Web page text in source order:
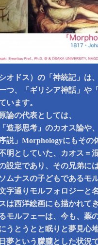
オドス）の「神統記」は
つ、「ギリシア神話」や
います。
論の代表としては、
造形思考」のカオス論や
説」Morphologyにもその
明としていた、カオス＝
設定であり、その兄弟に
ムナスの子どもであるモ
字通りモルフォロジーと
は西洋絵画にも描かれて
モルフェーは、今も、薬
うとうとと眠りと夢見心
夢という朦朧とした状況